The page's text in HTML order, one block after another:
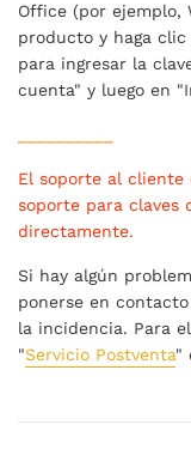
Office (por ejemplo,
producto y haga
para ingresar la
cuenta" y luego en
El soporte al cliente
soporte para claves
directamente.
Si hay algún
ponerse en
la incidencia. Para
"Servicio Postventa"